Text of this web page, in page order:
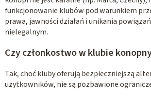
funkcjonowanie klubów pod warunkiem
prawa, jawności działań i unikania
nielegalnym.
Czy członkostwo w klubie
Tak, choć kluby oferują bezpieczniejszą
użytkowników, nie są pozbawione